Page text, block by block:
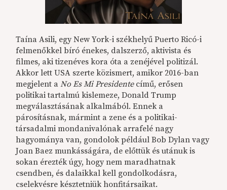
Taína Asili, egy New York-i székhelyű Puerto Ricó-i
felmenőkkel bíró énekes, dalszerző, aktivista és
filmes, aki tizenéves kora óta a zenéjével politizál.
Akkor lett USA szerte közismert, amikor 2016-ban
megjelent aNo Es Mi Presidente című, erősen
politikai tartalmú kislemeze, Donald Trump
megválasztásának alkalmából. Ennek a
párosításnak, mármint a zene és a politikai-
társadalmi mondanivalónak arrafelé nagy
hagyománya van, gondolok például Bob Dylan vagy
Joan Baez munkásságára, de előttük és utánuk is
sokan érezték úgy, hogy nem maradhatnak
csendben, és dalaikkal kell gondolkodásra,
cselekvésre késztetniük honfitársaikat.